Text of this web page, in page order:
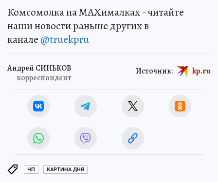
Комсомолка на MAXималках - читайте
наши новости раньше других в
канале @truekpru
Андрей СИНЬКОВ
корреспондент
Источник: kp.ru
ЧП КАРТИНА ДНЯ